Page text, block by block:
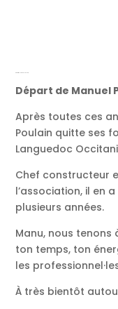
Départ de Manuel
Après toutes ces
Poulain quitte ses
Languedoc
Chef constructeur
l’association, il en
plusieurs années.
Manu, nous
ton temps, ton
les
À très bientôt